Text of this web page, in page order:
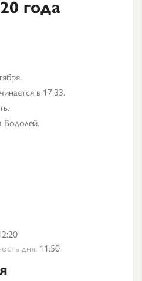
года
в 17:33.
Водолей.
дня: 11:50